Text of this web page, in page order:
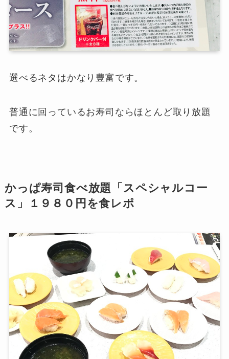
選べるネタはかなり豊富です。
普通に回っているお寿司ならほとんど取り放題
です。
かっぱ寿司食べ放題「スペシャルコー
ス」１９８０円を食レポ